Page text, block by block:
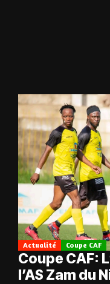
Actualité Coupe CAF
Coupe CAF:
l’AS Zam du